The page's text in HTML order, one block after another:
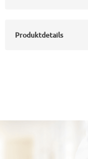
Produktdetails